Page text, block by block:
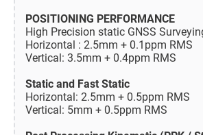
POSITIONING PERFORMANCE
High Precision static GNSS
Horizontal : 2.5mm + 0.1ppm RMS
Vertical: 3.5mm + 0.4ppm RMS
Static and Fast Static
Horizontal: 2.5mm + 0.5ppm RMS
Vertical: 5mm + 0.5ppm RMS